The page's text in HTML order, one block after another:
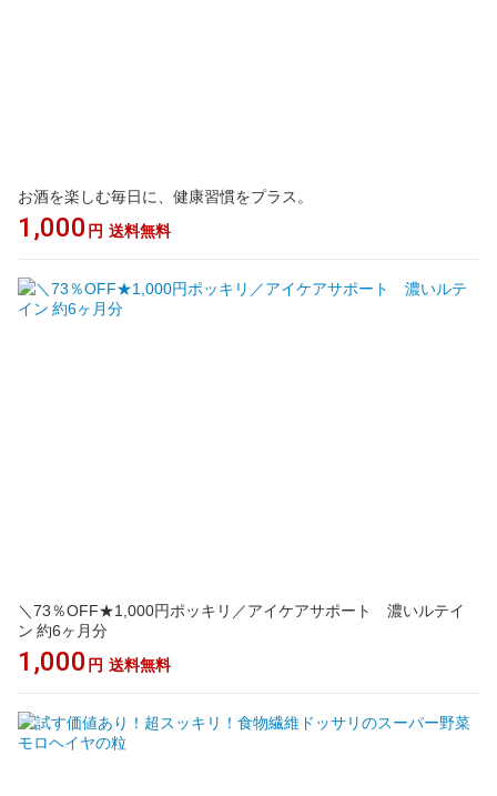
お酒を楽しむ毎日に、健康習慣をプラス。
1,000 円 送料無料
＼73％OFF★1,000円ポッキリ／アイケアサポート 濃いルテイ
ン 約6ヶ月分
1,000 円 送料無料